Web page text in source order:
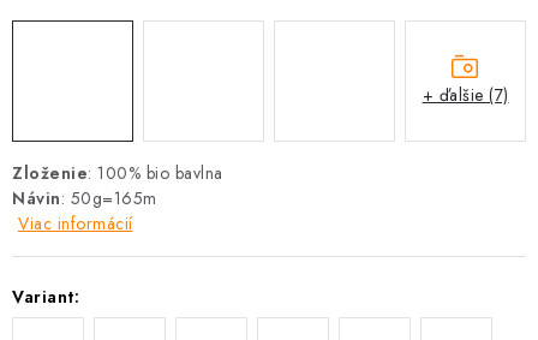
Zloženie: 100% bio bavlna
Návin: 50g=165m
Viac informácií
Variant:
+ ďalšie (7)